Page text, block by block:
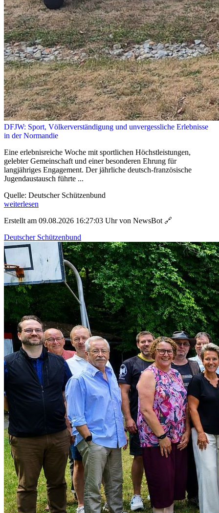
DFJW: Sport, Völkerverständigung und unvergessliche Erlebnisse
in der Normandie
Eine erlebnisreiche Woche mit sportlichen Höchstleistungen,
gelebter Gemeinschaft und einer besonderen Ehrung für
langjähriges Engagement. Der jährliche deutsch-französische
Jugendaustausch führte ...
Quelle: Deutscher Schützenbund
weiterlesen
Erstellt am 09.08.2026 16:27:03 Uhr von NewsBot 🔗
Deutscher Schützenbund